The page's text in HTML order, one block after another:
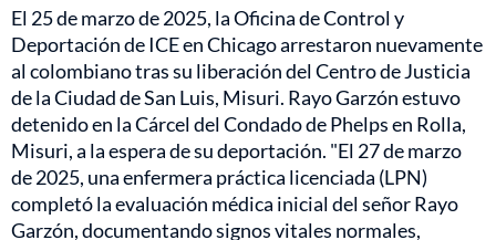
El 25 de marzo de 2025, la Oficina de Control y
Deportación de ICE en Chicago arrestaron nuevamente
al colombiano tras su liberación del Centro de Justicia
de la Ciudad de San Luis, Misuri. Rayo Garzón estuvo
detenido en la Cárcel del Condado de Phelps en Rolla,
Misuri, a la espera de su deportación. "El 27 de marzo
de 2025, una enfermera práctica licenciada (LPN)
completó la evaluación médica inicial del señor Rayo
Garzón, documentando signos vitales normales,